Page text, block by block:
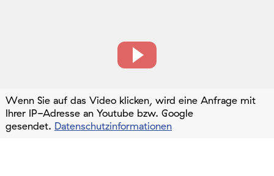
Wenn Sie auf das Video klicken, wird eine Anfrage mit
Ihrer IP-Adresse an Youtube bzw. Google
gesendet. Datenschutzinformationen